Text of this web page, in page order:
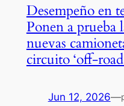
Desempeño en
Ponen a prueba
nuevas
circuito ‘off-
Jun 12, 2026—